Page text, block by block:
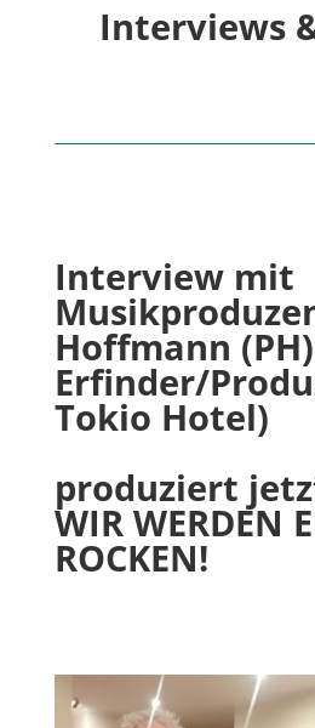
Interviews
Interview mit
Hoffmann
Erfinder/
Tokio Hotel)
produziert
WIR WERDEN
ROCKEN!